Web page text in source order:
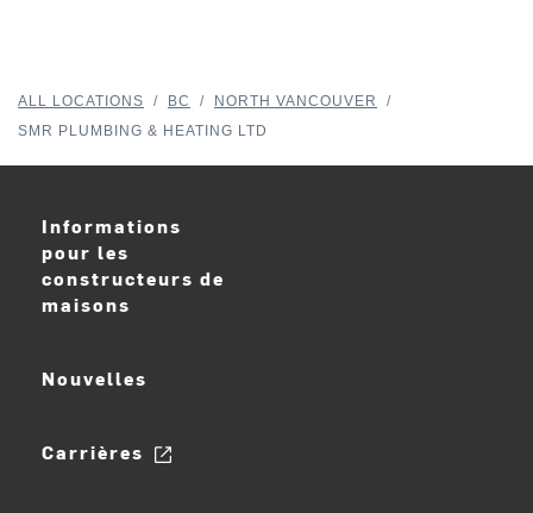
ALL LOCATIONS / BC / NORTH VANCOUVER
/
SMR PLUMBING & HEATING LTD
Informations
pour les
constructeurs de
maisons
Nouvelles
Carrières